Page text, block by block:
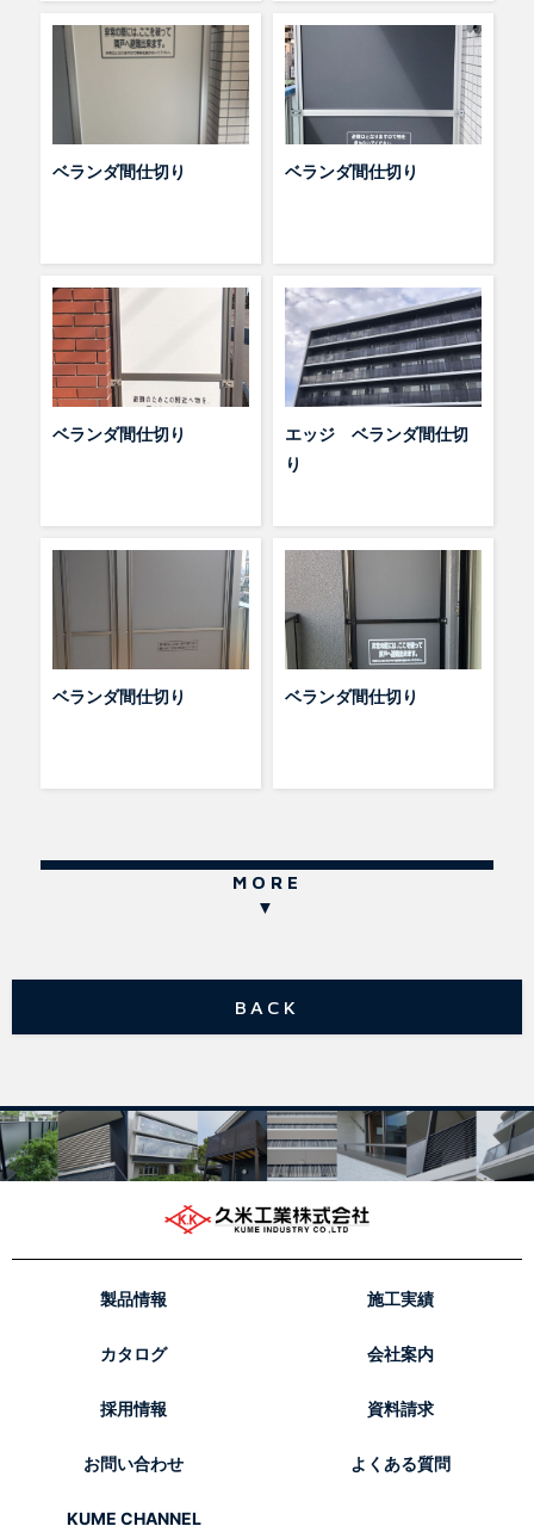
ベランダ間仕切り ベランダ間仕切り
ベランダ間仕切り
エッジ ベランダ間仕切
り
ベランダ間仕切り ベランダ間仕切り
MORE
▼
BACK
製品情報 施工実績
カタログ 会社案内
採用情報 資料請求
お問い合わせ よくある質問
KUME CHANNEL